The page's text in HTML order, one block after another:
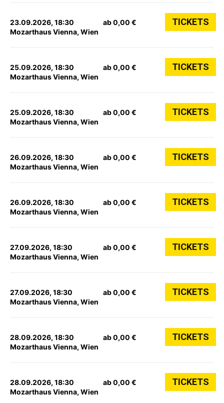
23.09.2026, 18:30
Mozarthaus Vienna, Wien
ab 0,00 € TICKETS
25.09.2026, 18:30
Mozarthaus Vienna, Wien
ab 0,00 € TICKETS
25.09.2026, 18:30
Mozarthaus Vienna, Wien
ab 0,00 € TICKETS
26.09.2026, 18:30
Mozarthaus Vienna, Wien
ab 0,00 € TICKETS
26.09.2026, 18:30
Mozarthaus Vienna, Wien
ab 0,00 € TICKETS
27.09.2026, 18:30
Mozarthaus Vienna, Wien
ab 0,00 € TICKETS
27.09.2026, 18:30
Mozarthaus Vienna, Wien
ab 0,00 € TICKETS
28.09.2026, 18:30
Mozarthaus Vienna, Wien
ab 0,00 € TICKETS
28.09.2026, 18:30
Mozarthaus Vienna, Wien
ab 0,00 € TICKETS